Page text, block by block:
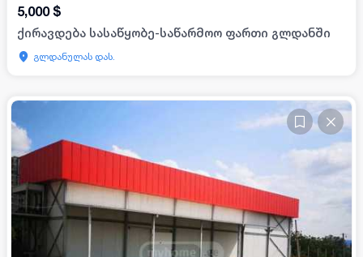
5,000 $
ქირავდება სასაწყობე-საწარმოო ფართი გლდანში
გლდანულას დას.